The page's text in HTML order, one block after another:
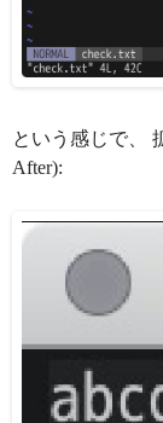
という感じで、
After):